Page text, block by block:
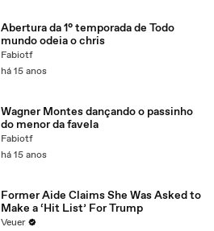
Abertura da 1° temporada de Todo
mundo odeia o chris
Fabiotf
há 15 anos
Wagner Montes dançando o passinho
do menor da favela
Fabiotf
há 15 anos
Former Aide Claims She Was Asked to
Make a ‘Hit List’ For Trump
Veuer